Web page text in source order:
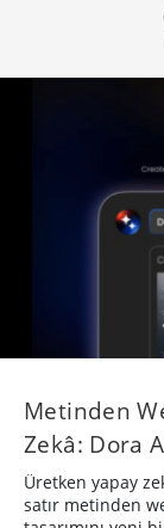
Metinden
Zekâ: Dora
Üretken yapay
satır metinden